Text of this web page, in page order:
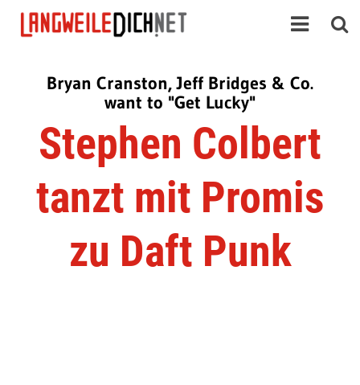
Bryan Cranston, Jeff Bridges & Co.
want to "Get Lucky"
Stephen Colbert
tanzt mit Promis
zu Daft Punk